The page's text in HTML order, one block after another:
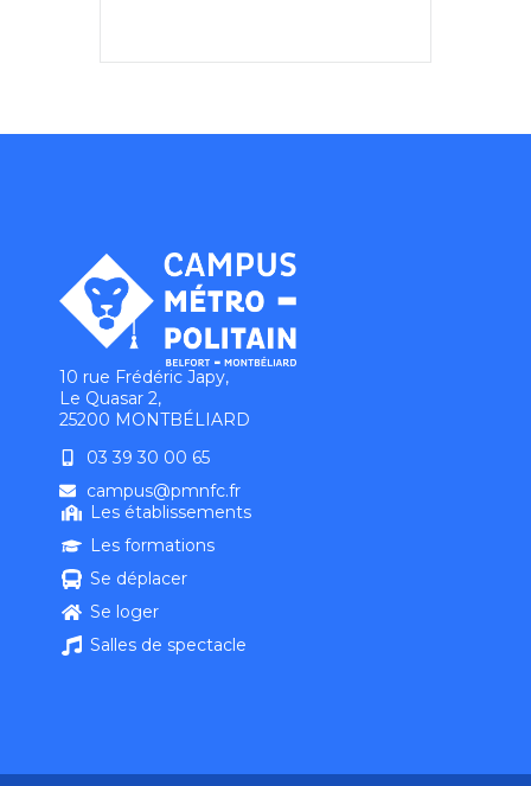
10 rue Frédéric Japy,
Le Quasar 2,
25200 MONTBÉLIARD
03 39 30 00 65
campus@pmnfc.fr
Les établissements
Les formations
Se déplacer
Se loger
Salles de spectacle